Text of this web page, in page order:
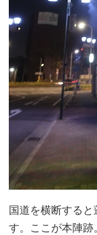
国道を横断すると
す。ここが本陣跡